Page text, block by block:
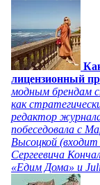
лицензионный
модным брендам
как
редактор
побеседовала с
Высоцкой
Сергеевича
«Едим Дома» и